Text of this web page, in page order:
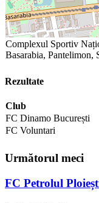
Complexul Sportiv
Basarabia, Pantelimon,
Rezultate
Club
FC Dinamo București
FC Voluntari
Următorul meci
FC Petrolul